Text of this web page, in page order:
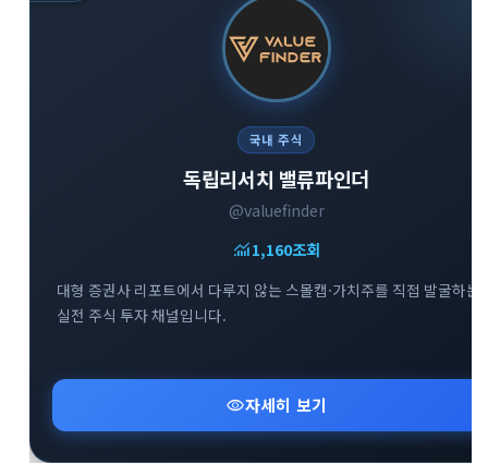
국내 주식
독립리서치 밸류파인더
@valuefinder
monitoring1,160조회
대형 증권사 리포트에서 다루지 않는 스몰캡·가치주를 직접 발굴하는
실전 주식 투자 채널입니다.
visibility자세히 보기